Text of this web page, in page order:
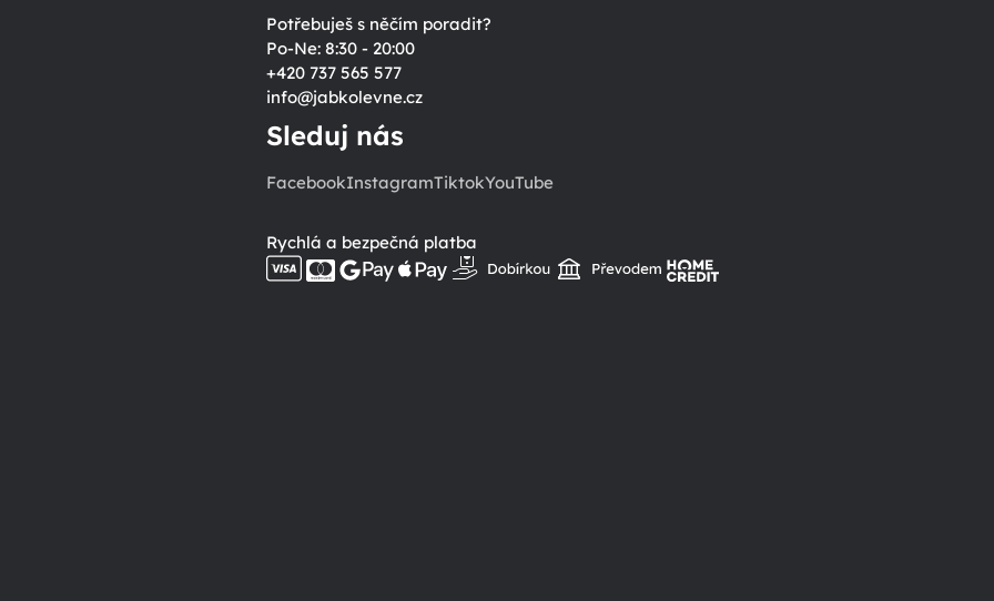
Potřebuješ s něčím poradit?
Po-Ne: 8:30 - 20:00
+420 737 565 577
info@jabkolevne.cz
Sleduj nás
FacebookInstagramTiktokYouTube
Rychlá a bezpečná platba